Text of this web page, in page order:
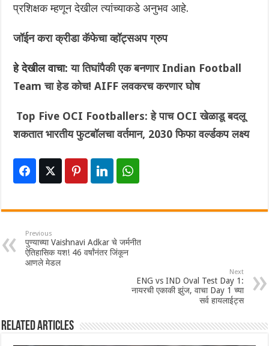
प्रशिक्षक म्हणून देखील त्यांच्याकडे अनुभव आहे.
जॉईन करा क्रीडा कॅफेचा व्हॉट्सअप ग्रुप
हे देखील वाचा:या तिघांपैकी एक बनणार Indian Football
Team चा हेड‌ कोच! AIFF लवकरच करणार घोष
Top Five OCI Footballers: हे पाच OCI खेळाडू बदलू
शकतात भारतीय फुटबॉलचा वर्तमान, 2030 फिफा वर्ल्डकप लक्ष्य
Previous
पुण्याच्या Vaishnavi Adkar चे जर्मनीत
ऐतिहासिक यश! 46 वर्षांनंतर जिंकून
आणले मेडल
Next
ENG vs IND Oval Test Day 1:
नायरची एकाकी झुंज, वाचा Day 1 च्या
सर्व हायलाईट्स
Related Articles